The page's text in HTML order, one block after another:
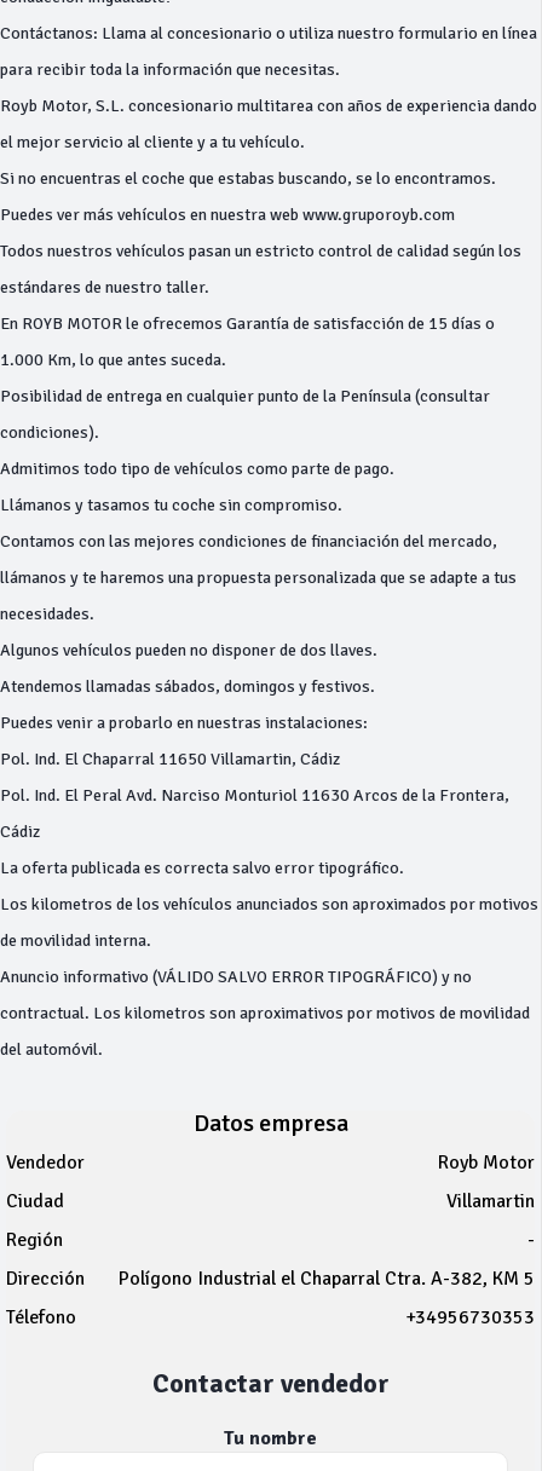
Contáctanos: Llama al concesionario o utiliza nuestro formulario en línea
para recibir toda la información que necesitas.
Royb Motor, S.L. concesionario multitarea con años de experiencia dando
el mejor servicio al cliente y a tu vehículo.
Si no encuentras el coche que estabas buscando, se lo encontramos.
Puedes ver más vehículos en nuestra web www.gruporoyb.com
Todos nuestros vehículos pasan un estricto control de calidad según los
estándares de nuestro taller.
En ROYB MOTOR le ofrecemos Garantía de satisfacción de 15 días o
1.000 Km, lo que antes suceda.
Posibilidad de entrega en cualquier punto de la Península (consultar
condiciones).
Admitimos todo tipo de vehículos como parte de pago.
Llámanos y tasamos tu coche sin compromiso.
Contamos con las mejores condiciones de financiación del mercado,
llámanos y te haremos una propuesta personalizada que se adapte a tus
necesidades.
Algunos vehículos pueden no disponer de dos llaves.
Atendemos llamadas sábados, domingos y festivos.
Puedes venir a probarlo en nuestras instalaciones:
Pol. Ind. El Chaparral 11650 Villamartin, Cádiz
Pol. Ind. El Peral Avd. Narciso Monturiol 11630 Arcos de la Frontera,
Cádiz
La oferta publicada es correcta salvo error tipográfico.
Los kilometros de los vehículos anunciados son aproximados por motivos
de movilidad interna.
Anuncio informativo (VÁLIDO SALVO ERROR TIPOGRÁFICO) y no
contractual. Los kilometros son aproximativos por motivos de movilidad
del automóvil.
Datos empresa
Vendedor
Royb Motor
Ciudad
Villamartin
Región
-
Dirección
Polígono Industrial el Chaparral Ctra. A-382, KM 5
Télefono
+34956730353
Contactar vendedor
Tu nombre